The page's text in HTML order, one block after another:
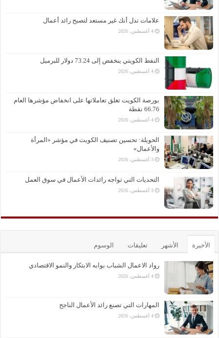
علامات تدل أنك غير مستعد لتصبح رائد أعمال
4 أغسطس، 2026
النفط الكويتي ينخفض إلى 73.24 دولار للبرميل
4 أغسطس، 2026
بورصة الكويت تغلق تعاملاتها على انخفاض مؤشرها العام
66.76 نقطة
4 أغسطس، 2026
الحويلة: تحسين تصنيف الكويت في مؤشر «المرأة
والأعمال»
3 أغسطس، 2026
التحديات التي تواجه رائدات الأعمال في سوق العمل
3 أغسطس، 2026
الأخيرة الأشهر تعليقات الوسوم
رواد الاعمال الشباب بوابه الابتكار والنمو الاقتصادي
4 أغسطس، 2026
المهارات التي تصنع رائد الأعمال الناجح
4 أغسطس، 2026